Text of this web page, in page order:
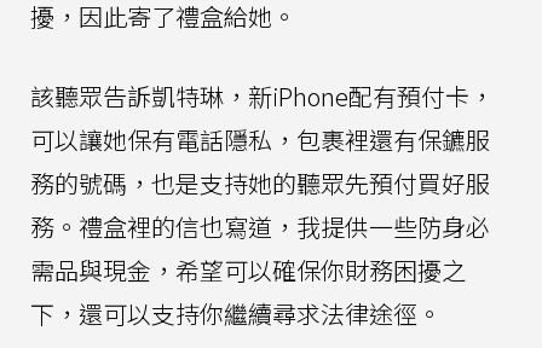
擾，因此寄了禮盒給她。
該聽眾告訴凱特琳，新iPhone配有預付卡，
可以讓她保有電話隱私，包裹裡還有保鑣服
務的號碼，也是支持她的聽眾先預付買好服
務。禮盒裡的信也寫道，我提供一些防身必
需品與現金，希望可以確保你財務困擾之
下，還可以支持你繼續尋求法律途徑。